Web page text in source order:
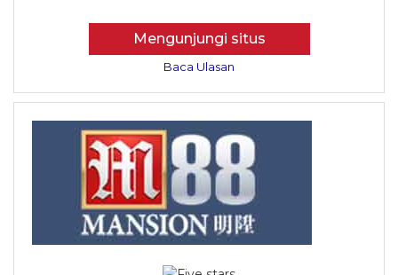
Mengunjungi situs
Baca Ulasan